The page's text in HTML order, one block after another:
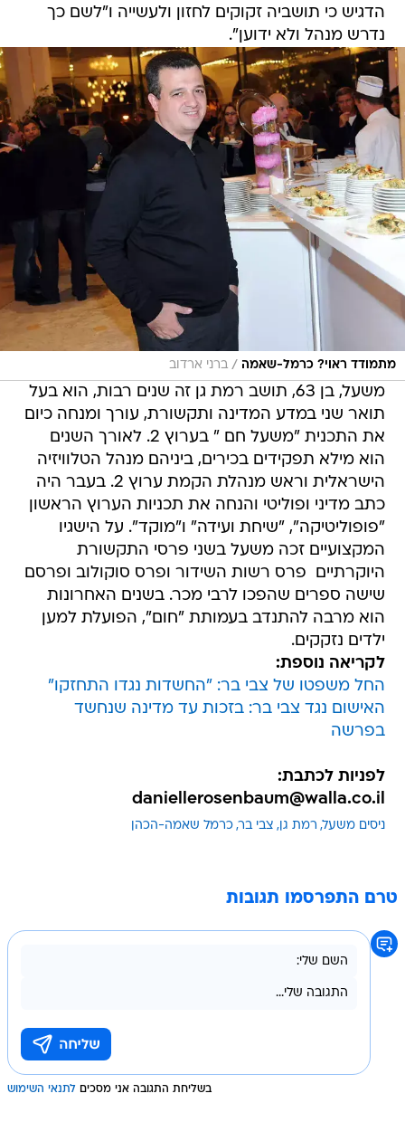
הדגיש כי תושביה זקוקים לחזון ולעשייה ו"לשם כך
נדרש מנהל ולא ידוען".
מתמודד ראוי? כרמל-שאמה / ברני ארדוב
משעל, בן 63, תושב רמת גן זה שנים רבות, הוא בעל
תואר שני במדע המדינה ותקשורת, עורך ומנחה כיום
את התכנית "משעל חם " בערוץ 2. לאורך השנים
הוא מילא תפקידים בכירים, ביניהם מנהל הטלוויזיה
הישראלית וראש מנהלת הקמת ערוץ 2. בעבר היה
כתב מדיני ופוליטי והנחה את תכניות הערוץ הראשון
"פופוליטיקה", "שיחת ועידה" ו"מוקד". על הישגיו
המקצועיים זכה משעל בשני פרסי התקשורת
היוקרתיים  פרס רשות השידור ופרס סוקולוב ופרסם
שישה ספרים שהפכו לרבי מכר. בשנים האחרונות
הוא מרבה להתנדב בעמותת "חום", הפועלת למען
ילדים נזקקים.
לקריאה נוספת:
החל משפטו של צבי בר: "החשדות נגדו התחזקו"
האישום נגד צבי בר: בזכות עד מדינה שנחשד
בפרשה
לפניות לכתבת:
daniellerosenbaum@walla.co.il
ניסים משעל רמת גן צבי בר כרמל שאמה-הכהן
טרם התפרסמו תגובות
בשליחת התגובה אני מסכים לתנאי השימוש